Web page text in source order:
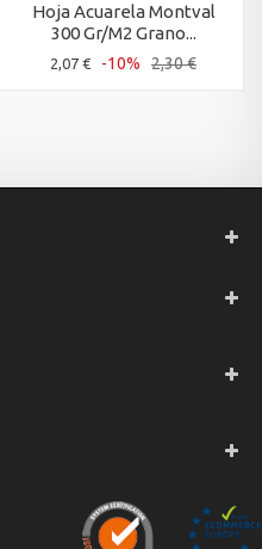
Hoja Acuarela Montval
300 Gr/M2 Grano...
2,07 € -10% 2,30 €